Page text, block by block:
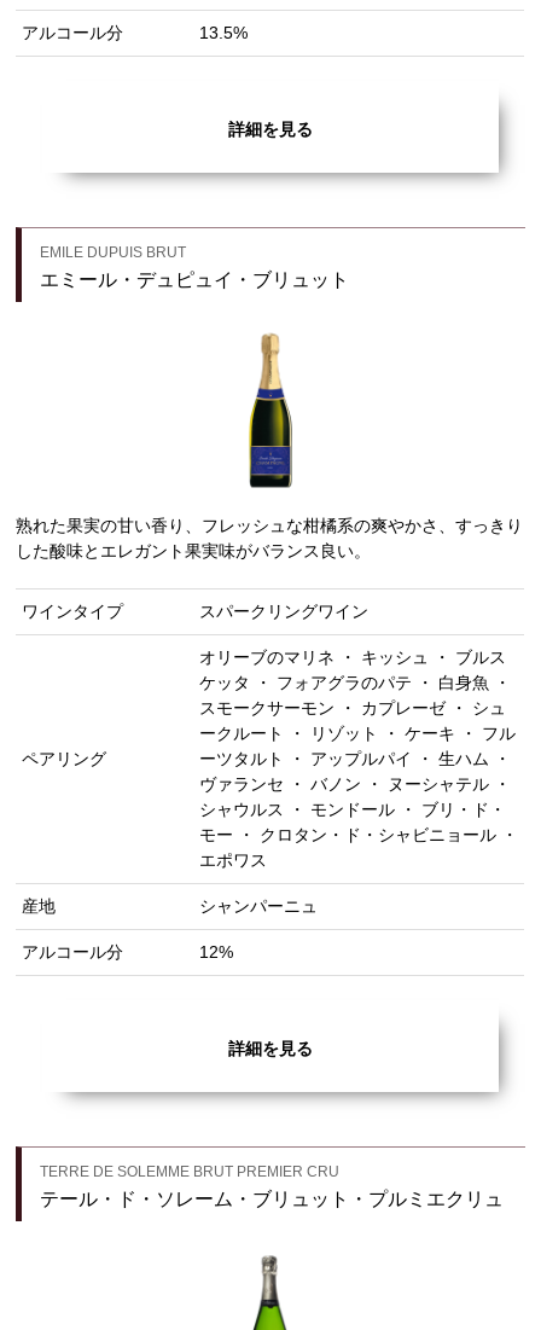
アルコール分 13.5%
詳細を見る
EMILE DUPUIS BRUT
エミール・デュピュイ・ブリュット
熟れた果実の甘い香り、フレッシュな柑橘系の爽やかさ、すっきり
した酸味とエレガント果実味がバランス良い。
ワインタイプ スパークリングワイン
ペアリング
オリーブのマリネ ・ キッシュ ・ ブルス
ケッタ ・ フォアグラのパテ ・ 白身魚 ・
スモークサーモン ・ カプレーゼ ・ シュ
ークルート ・ リゾット ・ ケーキ ・ フル
ーツタルト ・ アップルパイ ・ 生ハム ・
ヴァランセ ・ バノン ・ ヌーシャテル ・
シャウルス ・ モンドール ・ ブリ・ド・
モー ・ クロタン・ド・シャビニョール ・
エポワス
産地 シャンパーニュ
アルコール分 12%
詳細を見る
TERRE DE SOLEMME BRUT PREMIER CRU
テール・ド・ソレーム・ブリュット・プルミエクリュ